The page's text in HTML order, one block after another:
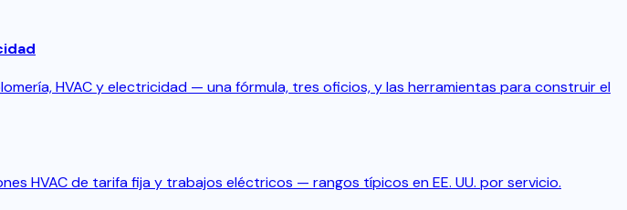
HVAC y electricidad — una fórmula, tres oficios, y las herramientas para construir el
HVAC de tarifa fija y trabajos eléctricos — rangos típicos en EE. UU. por servicio.